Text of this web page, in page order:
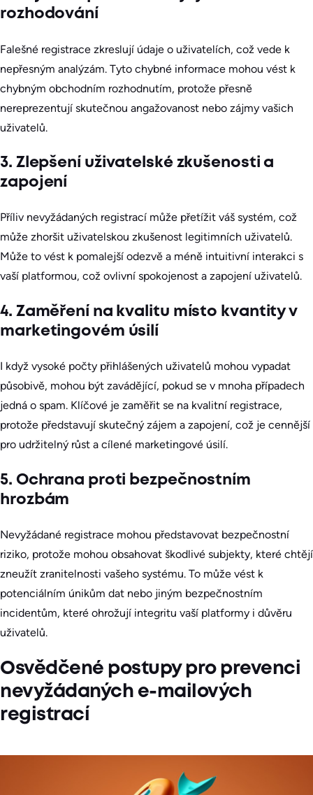
rozhodování
Falešné registrace zkreslují údaje o uživatelích, což vede k
nepřesným analýzám. Tyto chybné informace mohou vést k
chybným obchodním rozhodnutím, protože přesně
nereprezentují skutečnou angažovanost nebo zájmy vašich
uživatelů.
3. Zlepšení uživatelské zkušenosti a
zapojení
Příliv nevyžádaných registrací může přetížit váš systém, což
může zhoršit uživatelskou zkušenost legitimních uživatelů.
Může to vést k pomalejší odezvě a méně intuitivní interakci s
vaší platformou, což ovlivní spokojenost a zapojení uživatelů.
4. Zaměření na kvalitu místo kvantity v
marketingovém úsilí
I když vysoké počty přihlášených uživatelů mohou vypadat
působivě, mohou být zavádějící, pokud se v mnoha případech
jedná o spam. Klíčové je zaměřit se na kvalitní registrace,
protože představují skutečný zájem a zapojení, což je cennější
pro udržitelný růst a cílené marketingové úsilí.
5. Ochrana proti bezpečnostním
hrozbám
Nevyžádané registrace mohou představovat bezpečnostní
riziko, protože mohou obsahovat škodlivé subjekty, které chtějí
zneužít zranitelnosti vašeho systému. To může vést k
potenciálním únikům dat nebo jiným bezpečnostním
incidentům, které ohrožují integritu vaší platformy i důvěru
uživatelů.
Osvědčené postupy pro prevenci
nevyžádaných e-mailových
registrací